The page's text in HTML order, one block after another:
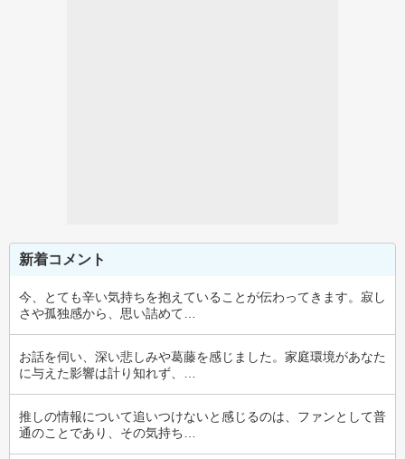
新着コメント
今、とても辛い気持ちを抱えていることが伝わってきます。寂し
さや孤独感から、思い詰めて…
お話を伺い、深い悲しみや葛藤を感じました。家庭環境があなた
に与えた影響は計り知れず、…
推しの情報について追いつけないと感じるのは、ファンとして普
通のことであり、その気持ち…